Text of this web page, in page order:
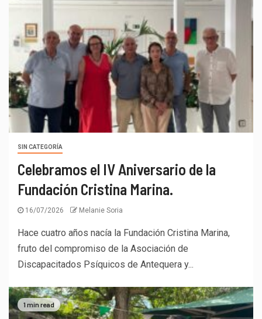
SIN CATEGORÍA
Celebramos el IV Aniversario de la
Fundación Cristina Marina.
16/07/2026 Melanie Soria
Hace cuatro años nacía la Fundación Cristina Marina,
fruto del compromiso de la Asociación de
Discapacitados Psíquicos de Antequera y...
1 min read